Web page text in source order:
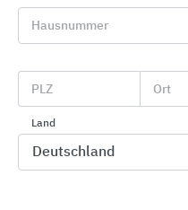
projekt w
Schnelleinstiege
Hausnummer
PLZ Ort
Land